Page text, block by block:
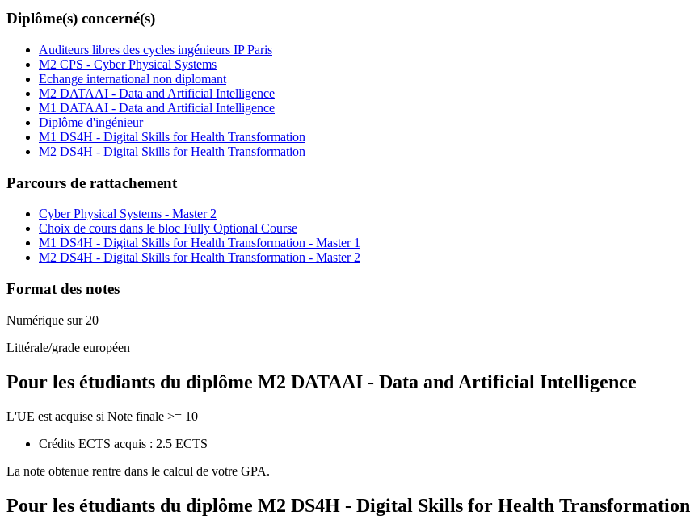
Diplôme(s) concerné(s)
Auditeurs libres des cycles ingénieurs IP Paris
M2 CPS - Cyber Physical Systems
Echange international non diplomant
M2 DATAAI - Data and Artificial Intelligence
M1 DATAAI - Data and Artificial Intelligence
Diplôme d'ingénieur
M1 DS4H - Digital Skills for Health Transformation
M2 DS4H - Digital Skills for Health Transformation
Parcours de rattachement
Cyber Physical Systems - Master 2
Choix de cours dans le bloc Fully Optional Course
M1 DS4H - Digital Skills for Health Transformation - Master 1
M2 DS4H - Digital Skills for Health Transformation - Master 2
Format des notes
Numérique sur 20
Littérale/grade européen
Pour les étudiants du diplôme M2 DATAAI - Data and Artificial Intelligence
L'UE est acquise si Note finale >= 10
Crédits ECTS acquis : 2.5 ECTS
La note obtenue rentre dans le calcul de votre GPA.
Pour les étudiants du diplôme M2 DS4H - Digital Skills for Health Transformation